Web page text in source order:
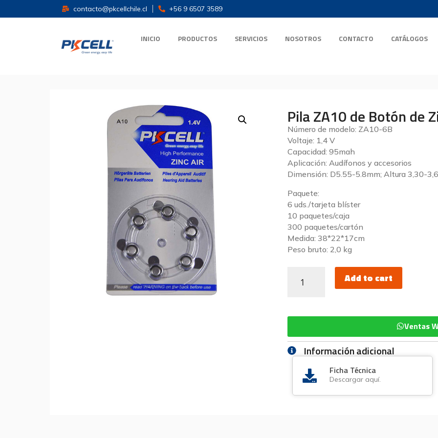
contacto@pkcellchile.cl +56 9 6507 3589
INICIO PRODUCTOS SERVICIOS NOSOTROS CONTACTO CATÁLOGOS
Pila ZA10 de Botón de
Número de modelo: ZA10-6B
Voltaje: 1,4 V
Capacidad: 95mah
Aplicación: Audífonos y accesorios
Dimensión: D5.55-5.8mm; Altura 3,30-
Paquete:
6 uds./tarjeta blíster
10 paquetes/caja
300 paquetes/cartón
Medida: 38*22*17cm
Peso bruto: 2,0 kg
Add to cart
Ventas
Información adicional
Ficha Técnica
Descargar aquí.